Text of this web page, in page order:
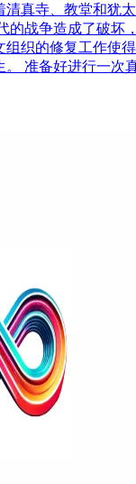
清真寺、教堂和犹
的战争造成了破坏
组织的修复工作使
。 准备好进行一次